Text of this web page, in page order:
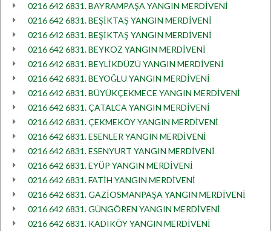
0216 642 6831. BAYRAMPAŞA YANGIN MERDİVENİ
0216 642 6831. BEŞİKTAŞ YANGIN MERDİVENİ
0216 642 6831. BEŞİKTAŞ YANGIN MERDİVENİ
0216 642 6831. BEYKOZ YANGIN MERDİVENİ
0216 642 6831. BEYLİKDÜZÜ YANGIN MERDİVENİ
0216 642 6831. BEYOĞLU YANGIN MERDİVENİ
0216 642 6831. BÜYÜKÇEKMECE YANGIN MERDİVENİ
0216 642 6831. ÇATALCA YANGIN MERDİVENİ
0216 642 6831. ÇEKMEKÖY YANGIN MERDİVENİ
0216 642 6831. ESENLER YANGIN MERDİVENİ
0216 642 6831. ESENYURT YANGIN MERDİVENİ
0216 642 6831. EYÜP YANGIN MERDİVENİ
0216 642 6831. FATİH YANGIN MERDİVENİ
0216 642 6831. GAZİOSMANPAŞA YANGIN MERDİVENİ
0216 642 6831. GÜNGÖREN YANGIN MERDİVENİ
0216 642 6831. KADIKÖY YANGIN MERDİVENİ